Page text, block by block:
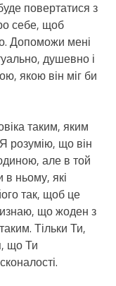
повертатися з
себе, щоб
Допоможи мені
душевно і
якою він міг би
таким, яким
розумію, що він
але в той
в ньому, які
так, щоб це
що жоден з
Тільки Ти,
що Ти